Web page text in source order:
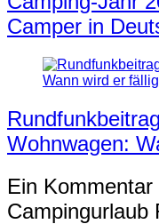
Camper in
Wohnwagen:
Ein Kommentar
Campingurlaub